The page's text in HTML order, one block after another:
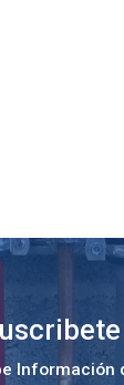
Información